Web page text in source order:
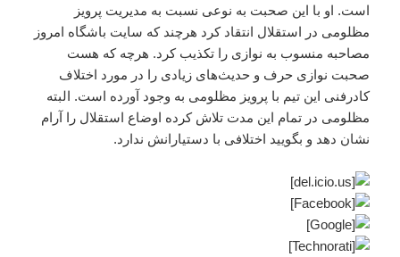
است. او با این صحبت به نوعی نسبت به مدیریت پرویز
مظلومی در استقلال انتقاد کرد هرچند که سایت باشگاه امروز
مصاحبه منسوب به نوازی را تکذیب کرد. هرچه که هست
صحبت نوازی حرف و حدیث‌های زیادی را در مورد اختلاف
کادرفنی این تیم با پرویز مظلومی به وجود آورده است. البته
مظلومی در تمام این مدت تلاش کرده اوضاع استقلال را آرام
نشان دهد و بگویید اختلافی با دستیارانش ندارد.